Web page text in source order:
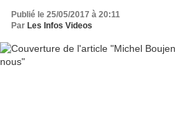
Publié le 25/05/2017 à 20:11
Par Les Infos Videos